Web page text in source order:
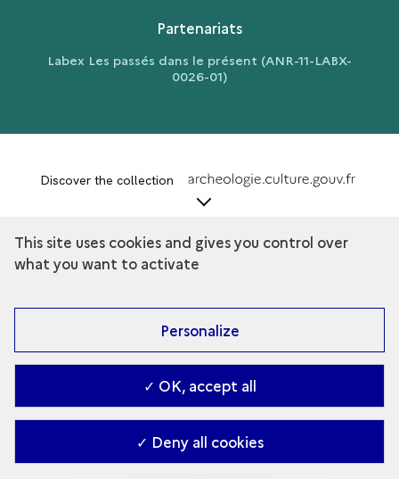
Partenariats
Labex Les passés dans le présent (ANR-11-LABX-
0026-01)
Discover the collection
Accessibilité : Partiellement conforme
Managing cookies
- 2026. Ministry of Culture (en)
This site uses cookies and gives you control over
what you want to activate
Personalize
✓ OK, accept all
✓ Deny all cookies